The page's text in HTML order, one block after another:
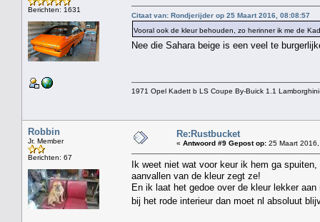
Berichten: 1631
Citaat van: Rondjerijder op 25 Maart 2016, 08:08:57
Vooral ook de kleur behouden, zo herinner ik me de
Nee die Sahara beige is een veel te
1971 Opel Kadett b LS Coupe By-Buick 1.1
Robbin
Jr. Member
Berichten: 67
Re:Rustbucket
« Antwoord #9 Gepost op: 25 Maart
Ik weet niet wat voor keur ik hem ga
aanvallen van de kleur zegt ze!
En ik laat het gedoe over de kleur lekker
bij het rode interieur dan moet nl absoluut